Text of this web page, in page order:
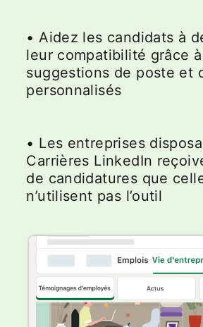
• Aidez les candidats à
leur compatibilité grâce
suggestions de poste et
personnalisés
• Les entreprises
Carrières LinkedIn
de candidatures que
n’utilisent pas l’outil